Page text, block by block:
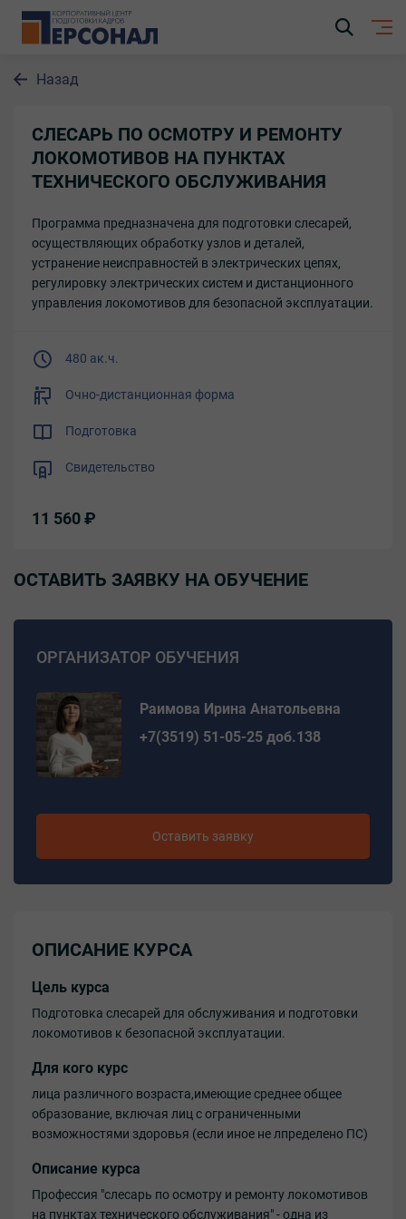
Назад
СЛЕСАРЬ ПО ОСМОТРУ И РЕМОНТУ
ЛОКОМОТИВОВ НА ПУНКТАХ
ТЕХНИЧЕСКОГО ОБСЛУЖИВАНИЯ
Программа предназначена для подготовки слесарей,
осуществляющих обработку узлов и деталей,
устранение неисправностей в электрических цепях,
регулировку электрических систем и дистанционного
управления локомотивов для безопасной эксплуатации.
480 ак.ч.
Очно-дистанционная форма
Подготовка
Свидетельство
11 560 ₽
ОСТАВИТЬ ЗАЯВКУ НА ОБУЧЕНИЕ
ОРГАНИЗАТОР ОБУЧЕНИЯ
Раимова Ирина Анатольевна
+7(3519) 51-05-25 доб.138
Оставить заявку
ОПИСАНИЕ КУРСА
Цель курса
Подготовка слесарей для обслуживания и подготовки
локомотивов к безопасной эксплуатации.
Для кого курс
лица различного возраста,имеющие среднее общее
образование, включая лиц с ограниченными
возможностями здоровья (если иное не лпределено ПС)
Описание курса
Профессия "слесарь по осмотру и ремонту локомотивов
на пунктах технического обслуживания" - одна из